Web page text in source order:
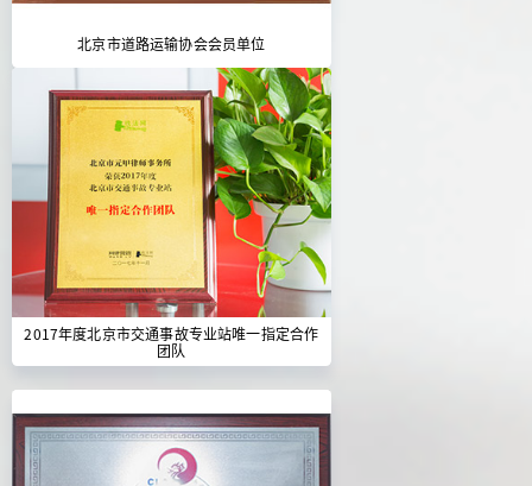
北京市道路运输协会会员单位
2017年度北京市交通事故专业站唯一指定合作
团队